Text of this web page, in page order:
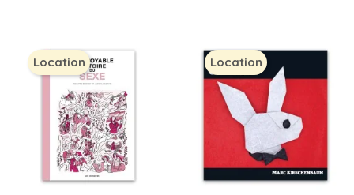
Location Location